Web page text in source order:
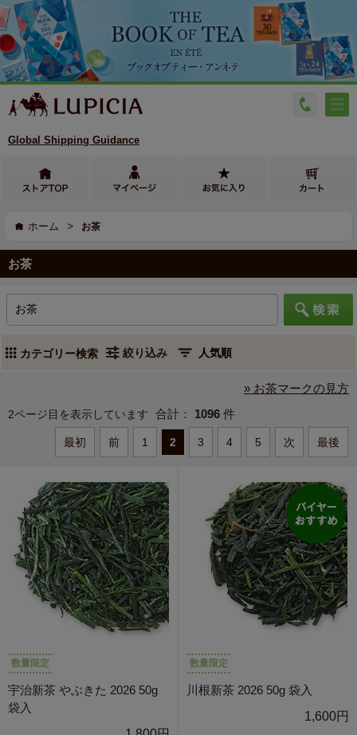
Global Shipping Guidance
ホーム > お茶
お茶
カテゴリー検索 絞り込み
» お茶マークの見方
2ページ目を表示しています 合計： 1096 件
最初 前 1 2 3 4 5 次 最後
数量限定
宇治新茶 やぶきた 2026 50g
袋入
数量限定
川根新茶 2026 50g 袋入
1,600円